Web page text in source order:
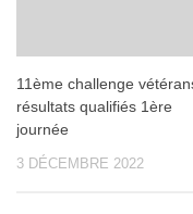
11ème challenge
résultats qualifiés 1ère
journée
3 DÉCEMBRE 2022